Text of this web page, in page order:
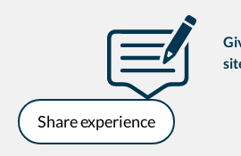
Share experience